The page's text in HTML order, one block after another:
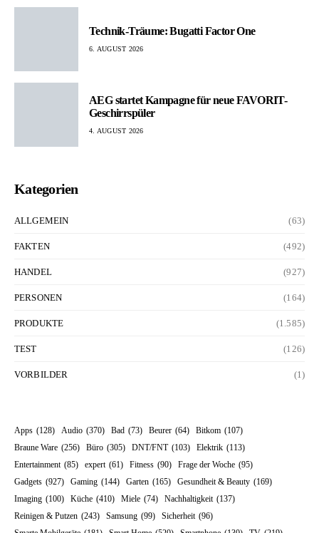
Technik-Träume: Bugatti Factor One
6. AUGUST 2026
AEG startet Kampagne für neue FAVORIT-
Geschirrspüler
4. AUGUST 2026
Kategorien
ALLGEMEIN (63)
FAKTEN (492)
HANDEL (927)
PERSONEN (164)
PRODUKTE (1.585)
TEST (126)
VORBILDER (1)
Apps (128) Audio (370) Bad (73) Beurer (64) Bitkom (107)
Braune Ware (256) Büro (305) DNT/FNT (103) Elektrik (113)
Entertainment (85) expert (61) Fitness (90) Frage der Woche (95)
Gadgets (927) Gaming (144) Garten (165) Gesundheit & Beauty (169)
Imaging (100) Küche (410) Miele (74) Nachhaltigkeit (137)
Reinigen & Putzen (243) Samsung (99) Sicherheit (96)